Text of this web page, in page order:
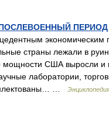
ПЕРИОД
экономическим
страны лежали в
мощности США выросли и
лаборатории,
…